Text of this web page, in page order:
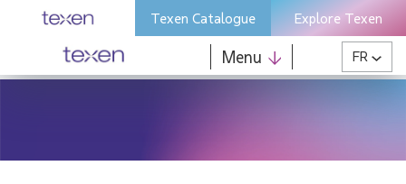
Texen Catalogue Explore Texen
Menu FR